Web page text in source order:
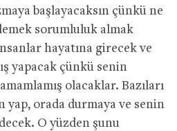
başlayacaksın çünkü ne
sorumluluk almak
hayatına girecek ve
yapacak çünkü senin
olacaklar. Bazıları
yap, orada durmaya ve senin
O yüzden şunu